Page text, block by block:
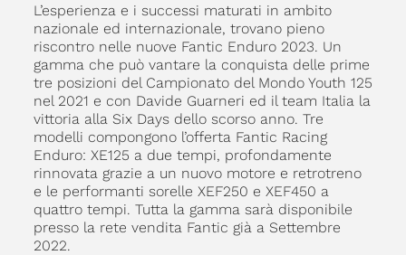
L’esperienza e i successi maturati in ambito
nazionale ed internazionale, trovano pieno
riscontro nelle nuove Fantic Enduro 2023. Un
gamma che può vantare la conquista delle prime
tre posizioni del Campionato del Mondo Youth 125
nel 2021 e con Davide Guarneri ed il team Italia la
vittoria alla Six Days dello scorso anno. Tre
modelli compongono l’offerta Fantic Racing
Enduro: XE125 a due tempi, profondamente
rinnovata grazie a un nuovo motore e retrotreno
e le performanti sorelle XEF250 e XEF450 a
quattro tempi. Tutta la gamma sarà disponibile
presso la rete vendita Fantic già a Settembre
2022.